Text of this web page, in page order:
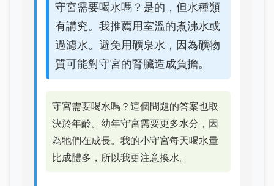
守宮需要喝水嗎？是的，但水種類
有講究。我推薦用室溫的煮沸水或
過濾水。避免用礦泉水，因為礦物
質可能對守宮的腎臟造成負擔。
守宮需要喝水嗎？這個問題的答案也取
決於年齡。幼年守宮需要更多水分，因
為牠們在成長。我的小守宮每天喝水量
比成體多，所以我更注意換水。